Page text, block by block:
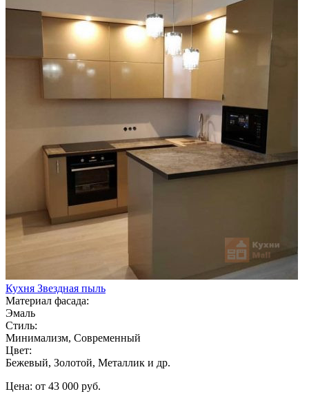
Кухня Звездная пыль
Материал фасада:
Эмаль
Стиль:
Минимализм, Современный
Цвет:
Бежевый, Золотой, Металлик и др.
Цена: от 43 000 руб.